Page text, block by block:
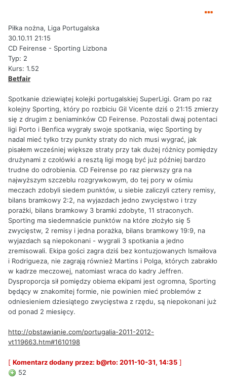
Piłka nożna, Liga Portugalska
30.10.11 21:15
CD Feirense - Sporting Lizbona
Typ: 2
Kurs: 1.52
Betfair
Spotkanie dziewiątej kolejki portugalskiej SuperLigi. Gram po raz
kolejny Sporting, który po rozbiciu Gil Vicente dziś o 21:15 zmierzy
się z drugim z beniaminków CD Feirense. Pozostali dwaj potentaci
ligi Porto i Benfica wygrały swoje spotkania, więc Sporting by
nadal mieć tylko trzy punkty straty do nich musi wygrać, jak
pisałem wcześniej większe straty przy tak dużej różnicy pomiędzy
drużynami z czołówki a resztą ligi mogą być już później bardzo
trudne do odrobienia. CD Feirense po raz pierwszy gra na
najwyższym szczeblu rozgrywkowym, do tej pory w ośmiu
meczach zdobyli siedem punktów, u siebie zaliczyli cztery remisy,
bilans bramkowy 2:2, na wyjazdach jedno zwycięstwo i trzy
porażki, bilans bramkowy 3 bramki zdobyte, 11 straconych.
Sporting ma siedemnaście punktów na które złożyło się 5
zwycięstw, 2 remisy i jedna porażka, bilans bramkowy 19:9, na
wyjazdach są niepokonani - wygrali 3 spotkania a jedno
zremisowali. Ekipa gości zagra dziś bez kontuzjowanych Ismaiłova
i Rodrigueza, nie zagrają również Martins i Polga, których zabrakło
w kadrze meczowej, natomiast wraca do kadry Jeffren.
Dysproporcja sił pomiędzy obiema ekipami jest ogromna, Sporting
będący w znakomitej formie, nie powinien mieć problemów z
odniesieniem dziesiątego zwycięstwa z rzędu, są niepokonani już
od ponad 2 miesięcy.
http://obstawianie.com/portugalia-2011-2012-
vt119663.htm#1610198
[ Komentarz dodany przez: b@rto: 2011-10-31, 14:35 ]
52